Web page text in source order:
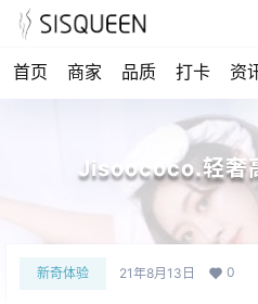
首页 商家 品质 打卡 资
Jisoococo.轻奢
新奇体验 21年8月13日 0